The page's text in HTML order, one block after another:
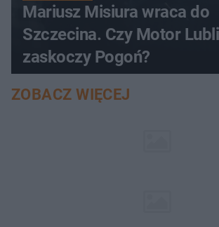
Mariusz Misiura wraca do
Szczecina. Czy Motor
zaskoczy Pogoń?
ZOBACZ WIĘCEJ